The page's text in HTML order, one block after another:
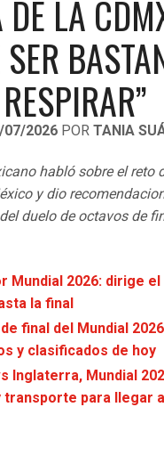
MX
LEAGUE
LA
07/2026 POR TANIA
habló sobre el reto
y dio
duelo de octavos de
Mundial 2026: dirige
la final
final del Mundial
y clasificados de hoy
Inglaterra, Mundial
transporte para llegar